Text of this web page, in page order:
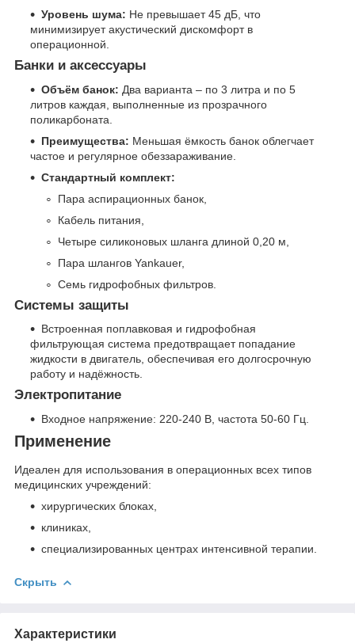
Уровень шума: Не превышает 45 дБ, что
минимизирует акустический дискомфорт в
операционной.
Банки и аксессуары
Объём банок: Два варианта – по 3 литра и по 5
литров каждая, выполненные из прозрачного
поликарбоната.
Преимущества: Меньшая ёмкость банок облегчает
частое и регулярное обеззараживание.
Стандартный комплект:
Пара аспирационных банок,
Кабель питания,
Четыре силиконовых шланга длиной 0,20 м,
Пара шлангов Yankauer,
Семь гидрофобных фильтров.
Системы защиты
Встроенная поплавковая и гидрофобная
фильтрующая система предотвращает попадание
жидкости в двигатель, обеспечивая его долгосрочную
работу и надёжность.
Электропитание
Входное напряжение: 220-240 В, частота 50-60 Гц.
Применение
Идеален для использования в операционных всех типов
медицинских учреждений:
хирургических блоках,
клиниках,
специализированных центрах интенсивной терапии.
Скрыть
Характеристики